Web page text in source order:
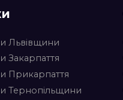
Львівщини
Закарпаття
Прикарпаття
Тернопільщини